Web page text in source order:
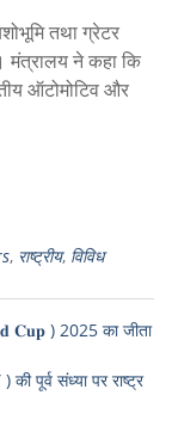
तथा ग्रेटर
मंत्रालय ने कहा कि
ऑटोमोटिव और
, राष्ट्रीय, विविध
𝐂𝐮𝐩 ) 2025 का जीता
पूर्व संध्या पर राष्ट्र